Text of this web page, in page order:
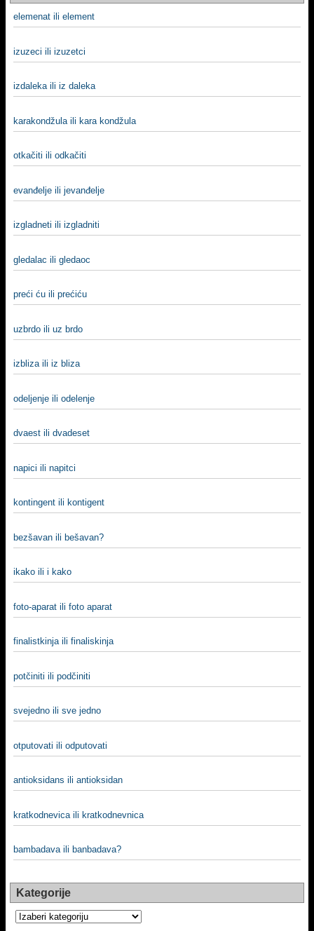
elemenat ili element
izuzeci ili izuzetci
izdaleka ili iz daleka
karakondžula ili kara kondžula
otkačiti ili odkačiti
evanđelje ili jevanđelje
izgladneti ili izgladniti
gledalac ili gledaoc
preći ću ili prećiću
uzbrdo ili uz brdo
izbliza ili iz bliza
odeljenje ili odelenje
dvaest ili dvadeset
napici ili napitci
kontingent ili kontigent
bezšavan ili bešavan?
ikako ili i kako
foto-aparat ili foto aparat
finalistkinja ili finaliskinja
potčiniti ili podčiniti
svejedno ili sve jedno
otputovati ili odputovati
antioksidans ili antioksidan
kratkodnevica ili kratkodnevnica
bambadava ili banbadava?
Kategorije
Kategorije